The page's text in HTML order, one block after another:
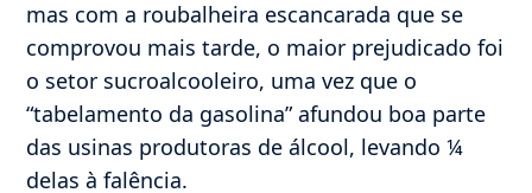
mas com a roubalheira escancarada que se
comprovou mais tarde, o maior prejudicado foi
o setor sucroalcooleiro, uma vez que o
“tabelamento da gasolina” afundou boa parte
das usinas produtoras de álcool, levando ¼
delas à falência.